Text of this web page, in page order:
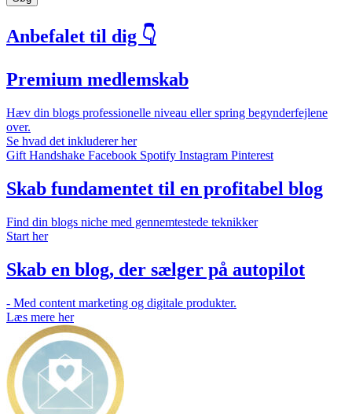
Anbefalet til dig 👇
Premium medlemskab
Hæv din blogs professionelle niveau eller spring begynderfejlene
over.
Se hvad det inkluderer her
Gift Handshake Facebook Spotify Instagram Pinterest
Skab fundamentet til en profitabel blog
Find din blogs niche med gennemtestede teknikker
Start her
Skab en blog, der sælger på autopilot
- Med content marketing og digitale produkter.
Læs mere her